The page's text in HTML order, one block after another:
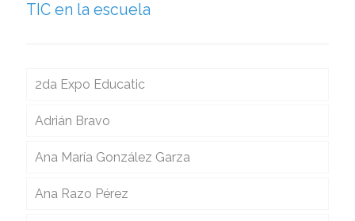
TIC en la escuela
2da Expo Educatic
Adrián Bravo
Ana María González Garza
Ana Razo Pérez